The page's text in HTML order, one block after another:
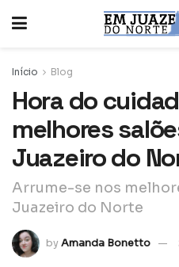
Início Blog
Hora do
melhores
Juazeiro do
Arrume-se nos
Juazeiro do Norte
byAmanda Bonetto